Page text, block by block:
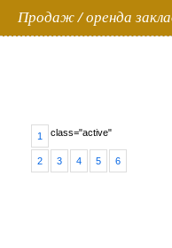
Продаж / оренда
class="active"
1
2 3 4 5 6